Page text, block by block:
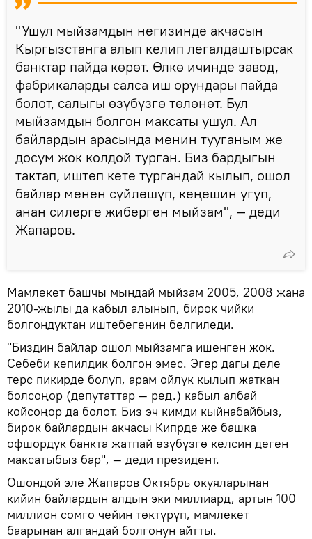
"Ушул мыйзамдын негизинде акчасын
Кыргызстанга алып келип легалдаштырсак
банктар пайда көрөт. Өлкө ичинде завод,
фабрикаларды салса иш орундары пайда
болот, салыгы өзүбүзгө төлөнөт. Бул
мыйзамдын болгон максаты ушул. Ал
байлардын арасында менин тууганым же
досум жок колдой турган. Биз бардыгын
тактап, иштеп кете тургандай кылып, ошол
байлар менен сүйлөшүп, кеңешин угуп,
анан силерге жиберген мыйзам", — деди
Жапаров.
Мамлекет башчы мындай мыйзам 2005, 2008 жана
2010-жылы да кабыл алынып, бирок чийки
болгондуктан иштебегенин белгиледи.
"Биздин байлар ошол мыйзамга ишенген жок.
Себеби кепилдик болгон эмес. Эгер дагы деле
терс пикирде болуп, арам ойлук кылып жаткан
болсоңор (депутаттар — ред.) кабыл албай
койсоңор да болот. Биз эч кимди кыйнабайбыз,
бирок байлардын акчасы Кипрде же башка
офшордук банкта жатпай өзүбүзгө келсин деген
максатыбыз бар", — деди президент.
Ошондой эле Жапаров Октябрь окуяларынан
кийин байлардын алдын эки миллиард, артын 100
миллион сомго чейин төктүрүп, мамлекет
баарынан алгандай болгонун айтты.